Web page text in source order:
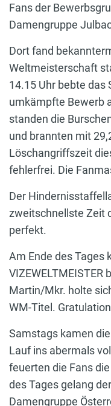
Fans der
Damengruppe
Dort fand
Weltmeisterschaft
14.15 Uhr bebte das
umkämpfte Bewerb
standen die
und brannten mit
Löschangriffszeit
fehlerfrei. Die
Der
zweitschnellste Zeit
perfekt.
Am Ende des Tages
VIZEWELTMEISTER
Martin/Mkr. holte
WM-Titel.
Samstags kamen
Lauf ins abermals
feuerten die Fans
des Tages gelang
Damengruppe